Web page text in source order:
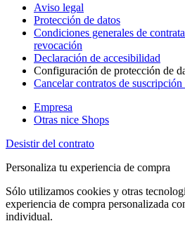
Aviso legal
Protección de datos
Condiciones generales de
revocación
Declaración de accesibilidad
Configuración de protección de
Cancelar contratos de suscripción
Empresa
Otras nice Shops
Desistir del contrato
Personaliza tu experiencia de compra
Sólo utilizamos cookies y otras
experiencia de compra personalizada
individual.